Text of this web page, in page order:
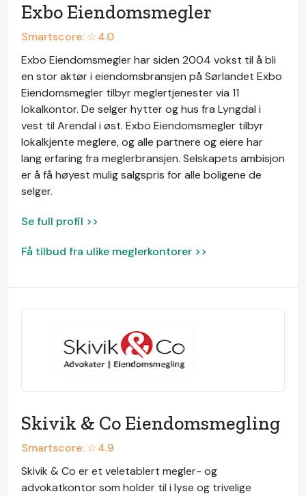
Exbo Eiendomsmegler
Smartscore: ☆4.0
Exbo Eiendomsmegler har siden 2004 vokst til å bli
en stor aktør i eiendomsbransjen på Sørlandet Exbo
Eiendomsmegler tilbyr meglertjenester via 11
lokalkontor. De selger hytter og hus fra Lyngdal i
vest til Arendal i øst. Exbo Eiendomsmegler tilbyr
lokalkjente meglere, og alle partnere og eiere har
lang erfaring fra meglerbransjen. Selskapets ambisjon
er å få høyest mulig salgspris for alle boligene de
selger.
Se full profil >>
Få tilbud fra ulike meglerkontorer >>
Skivik & Co Eiendomsmegling
Smartscore: ☆4.9
Skivik & Co er et veletablert megler- og
advokatkontor som holder til i lyse og trivelige